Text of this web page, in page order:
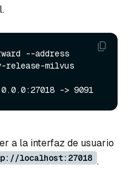
--address
release-milvus
a la interfaz de usuario
localhost:27018 .